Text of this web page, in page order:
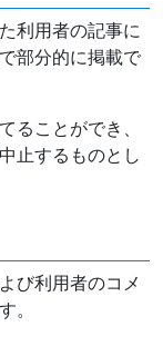
利用者の記事に
部分的に掲載で
ることができ、
止するものとし
び利用者のコメ
。